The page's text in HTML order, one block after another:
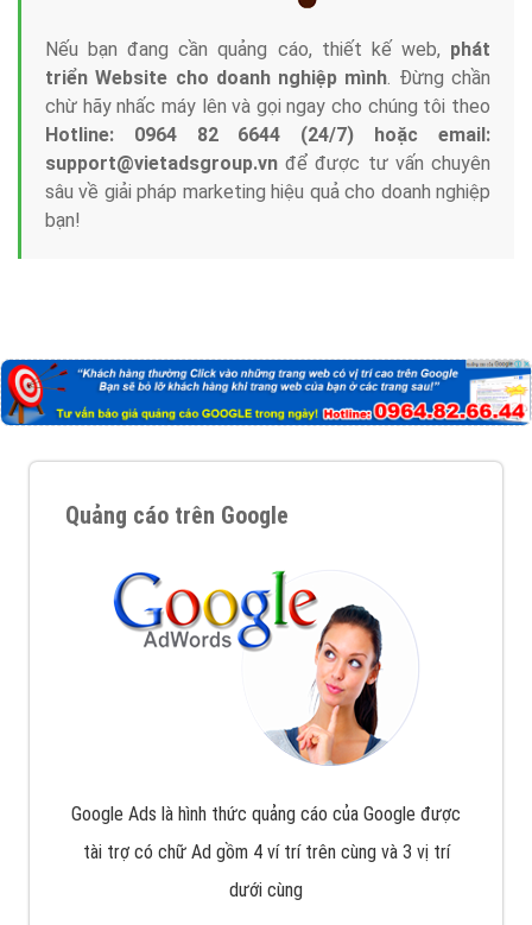
Nếu bạn đang cần quảng cáo, thiết kế web, phát
triển Website cho doanh nghiệp mình. Đừng chần
chừ hãy nhấc máy lên và gọi ngay cho chúng tôi theo
Hotline: 0964 82 6644 (24/7) hoặc email:
support@vietadsgroup.vn để được tư vấn chuyên
sâu về giải pháp marketing hiệu quả cho doanh nghiệp
bạn!
Quảng cáo trên Google
Google Ads là hình thức quảng cáo của Google được
tài trợ có chữ Ad gồm 4 ví trí trên cùng và 3 vị trí
dưới cùng